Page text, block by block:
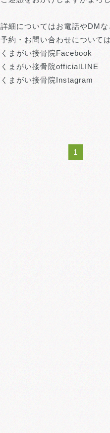
詳細についてはお電話やDMな
予約・お問い合わせについて
くまがい接骨院Facebook
くまがい接骨院officialLINE
くまがい接骨院Instagram
1